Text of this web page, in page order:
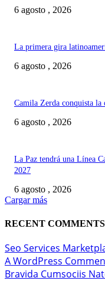
6 agosto , 2026
La primera gira
6 agosto , 2026
Camila Zerda conquista
6 agosto , 2026
La Paz tendrá una Línea
2027
6 agosto , 2026
Cargar más
RECENT COMMENTS
Seo Services
A WordPress
Bravida Cumsociis